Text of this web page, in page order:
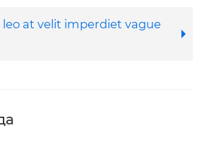
at velit imperdiet vague